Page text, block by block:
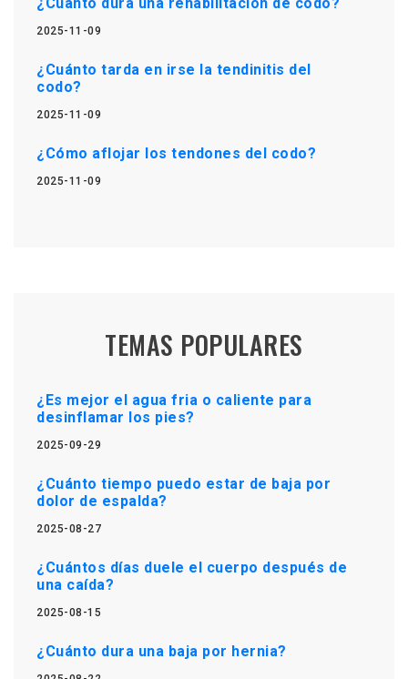
2025-11-09
¿Cuánto tarda en irse la tendinitis del
codo?
2025-11-09
¿Cómo aflojar los tendones del codo?
2025-11-09
TEMAS POPULARES
¿Es mejor el agua fria o caliente para
desinflamar los pies?
2025-09-29
¿Cuánto tiempo puedo estar de baja por
dolor de espalda?
2025-08-27
¿Cuántos días duele el cuerpo después de
una caída?
2025-08-15
¿Cuánto dura una baja por hernia?